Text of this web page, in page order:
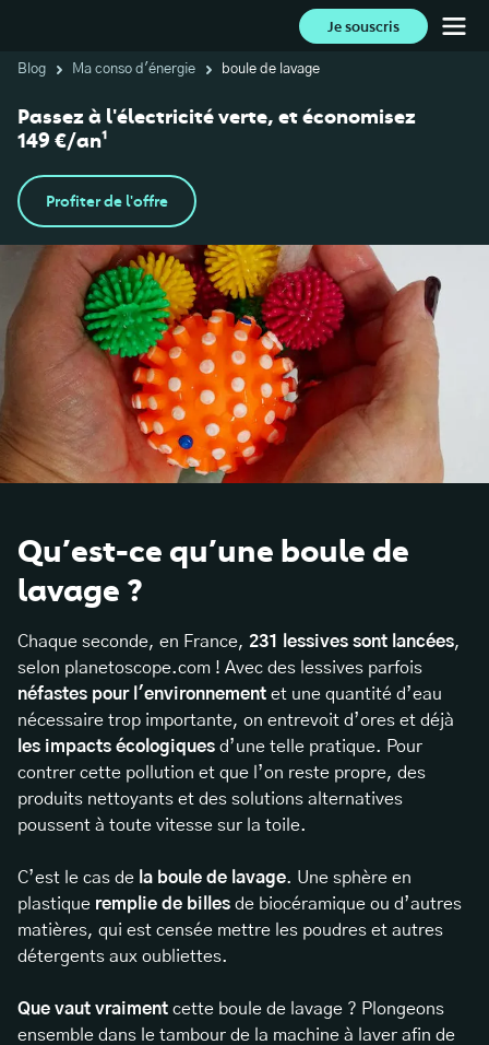
Je souscris
Blog Ma conso d'énergie boule de lavage
Passez à l'électricité verte, et économisez
149 €/an¹
Profiter de l'offre
Qu’est-ce qu’une boule de
lavage ?
Chaque seconde, en France, 231 lessives sont lancées,
selon planetoscope.com ! Avec des lessives parfois
néfastes pour l'environnement et une quantité d’eau
nécessaire trop importante, on entrevoit d’ores et déjà
les impacts écologiques d’une telle pratique. Pour
contrer cette pollution et que l’on reste propre, des
produits nettoyants et des solutions alternatives
poussent à toute vitesse sur la toile.
C’est le cas de la boule de lavage. Une sphère en
plastique remplie de billes de biocéramique ou d’autres
matières, qui est censée mettre les poudres et autres
détergents aux oubliettes.
Que vaut vraiment cette boule de lavage ? Plongeons
ensemble dans le tambour de la machine à laver afin de